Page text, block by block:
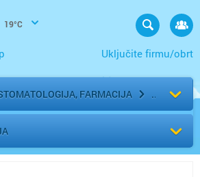
19°C
Uključite firmu/obrt
FARMACIJA